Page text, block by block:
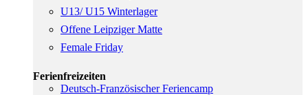
U13/ U15 Winterlager
Offene Leipziger Matte
Female Friday
Ferienfreizeiten
Deutsch-Französischer Feriencamp